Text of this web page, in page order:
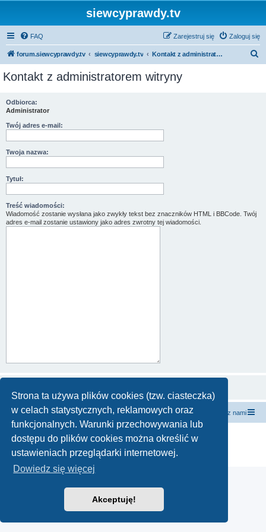
Strona ta używa plików cookies (tzw. ciasteczka)
w celach statystycznych, reklamowych oraz
funkcjonalnych. Warunki przechowywania lub
dostępu do plików cookies można określić w
ustawieniach przeglądarki internetowej.
Dowiedz się więcej
Akceptuję!
siewcyprawdy.tv
FAQ Zaloguj się
Zarejestruj się
forum.siewcyprawdy.tv siewcyprawdy.tv Kontakt z administratorem witryny
Kontakt z administratorem witryny
Odbiorca:
Administrator
Twój adres e-mail:
Twoja nazwa:
Tytuł:
Treść wiadomości:
Wiadomość zostanie wysłana jako zwykły tekst bez znaczników HTML i BBCode. Twój
adres e-mail zostanie ustawiony jako adres zwrotny tej wiadomości.
forum.siewcyprawdy.tv siewcyprawdy.tv Kontakt z nami
Technologię dostarczaphpBB
® Forum Software © phpBB Limited
Zasady ochrony danych osobowych|Regulamin